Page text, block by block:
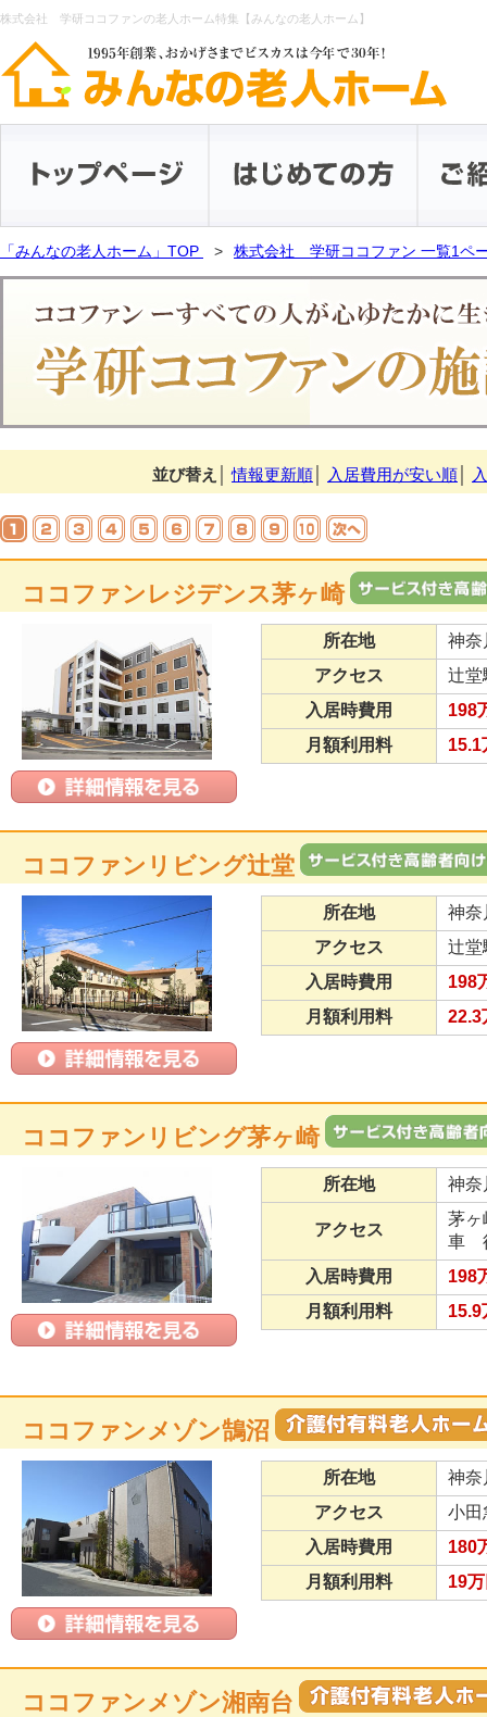
株式会社 学研ココファンの老人ホーム特集【みんなの老人ホーム】
「みんなの老人ホーム」TOP 株式会社 学研ココファン 一覧1ペ
並び替え │情報更新順 入居費用が安い順
ココファンレジデンス茅ヶ崎
所在地
神奈
アクセス
辻
入居時費用
198
月額利用料
15.1
ココファンリビング辻堂
所在地
神奈
アクセス
辻
入居時費用
198
月額利用料
22.3
ココファンリビング茅ヶ崎
所在地 神奈
アクセス
茅
車
入居時費用
198
月額利用料
15.9
ココファンメゾン鵠沼
所在地
神奈
アクセス
小田
入居時費用
180
月額利用料
19
ココファンメゾン湘南台